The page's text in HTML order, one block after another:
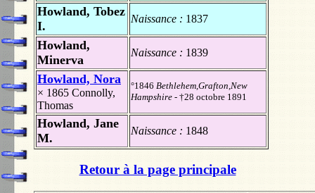
Howland, Tobez
I.
Naissance : 1837
Howland,
Minerva
Naissance : 1839
Howland, Nora
× 1865 Connolly,
Thomas
°1846 Bethlehem,Grafton,New
Hampshire - †28 octobre 1891
Howland, Jane
M.
Naissance : 1848
Retour à la page principale